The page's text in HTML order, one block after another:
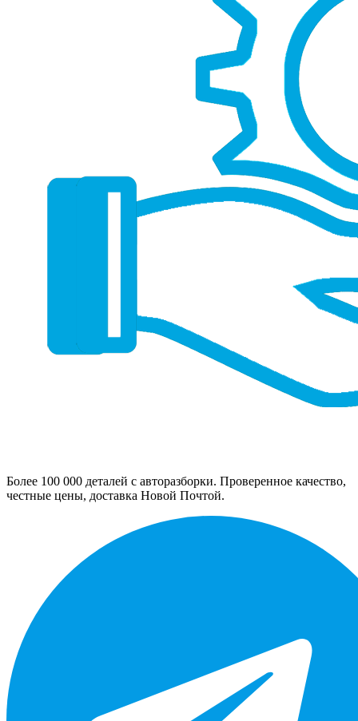
Более 100 000 деталей с авторазборки. Проверенное качество,
честные цены, доставка Новой Почтой.